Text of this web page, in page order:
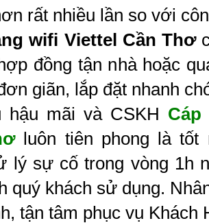
rất nhiều lần so với
wifi Viettel Cần Thơ
đồng tận nhà hoặc
giãn, lắp đặt nhanh
hậu mãi và CSKH Cáp
luôn tiên phong là tốt
lý sự cố trong vòng 1h
quý khách sử dụng.
tận tâm phục vụ Khách